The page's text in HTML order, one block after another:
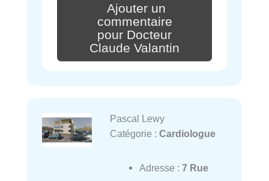
Ajouter un
commentaire
pour Docteur
Claude Valantin
Pascal Lewy
Catégorie : Cardiologue
Adresse : 7 Rue